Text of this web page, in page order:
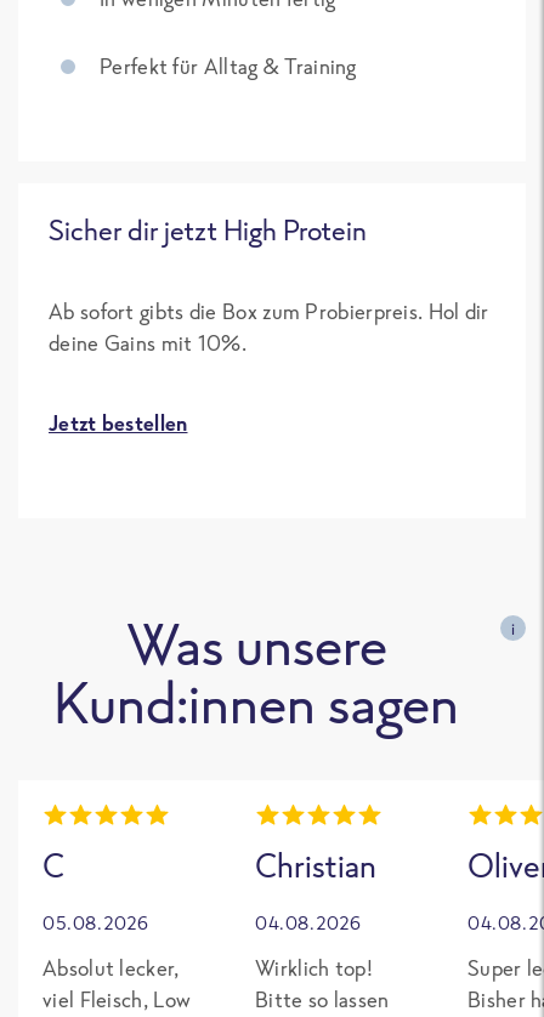
Perfekt für Alltag & Training
Sicher dir jetzt High Protein
Ab sofort gibts die Box zum Probierpreis. Hol dir
deine Gains mit 10%.
Jetzt bestellen
Was unsere
Kund:innen sagen
i
C
05.08.2026
Absolut lecker,
viel Fleisch, Low
Christian
04.08.2026
Wirklich top!
Bitte so lassen
Super
Bisher